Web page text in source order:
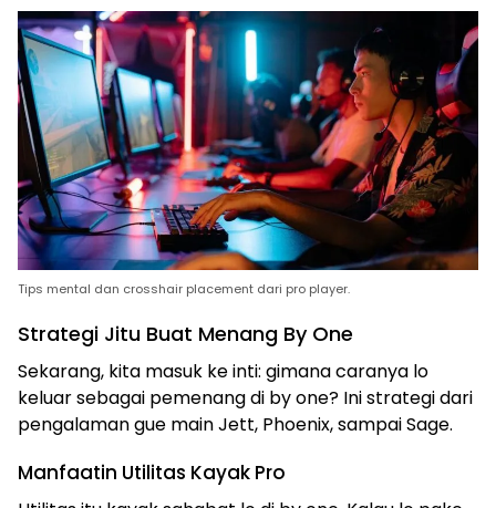
Tips mental dan crosshair placement dari pro player.
Strategi Jitu Buat Menang By One
Sekarang, kita masuk ke inti: gimana caranya lo
keluar sebagai pemenang di by one? Ini strategi dari
pengalaman gue main Jett, Phoenix, sampai Sage.
Manfaatin Utilitas Kayak Pro